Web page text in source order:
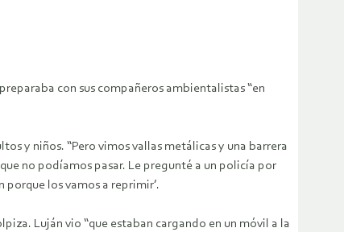
con sus compañeros ambientalistas “en
y niños. “Pero vimos vallas metálicas y una barrera
no podíamos pasar. Le pregunté a un policía por
porque los vamos a reprimir’.
Luján vio “que estaban cargando en un móvil a la